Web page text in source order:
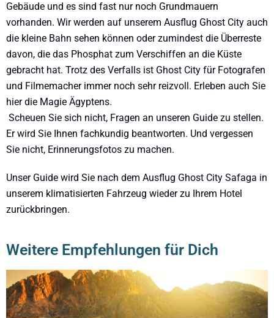
Gebäude und es sind fast nur noch Grundmauern
vorhanden. Wir werden auf unserem Ausflug Ghost City auch
die kleine Bahn sehen können oder zumindest die Überreste
davon, die das Phosphat zum Verschiffen an die Küste
gebracht hat. Trotz des Verfalls ist Ghost City für Fotografen
und Filmemacher immer noch sehr reizvoll. Erleben auch Sie
hier die Magie Ägyptens.
Scheuen Sie sich nicht, Fragen an unseren Guide zu stellen.
Er wird Sie Ihnen fachkundig beantworten. Und vergessen
Sie nicht, Erinnerungsfotos zu machen.
Unser Guide wird Sie nach dem Ausflug Ghost City Safaga in
unserem klimatisierten Fahrzeug wieder zu Ihrem Hotel
zurückbringen.
Weitere Empfehlungen für Dich